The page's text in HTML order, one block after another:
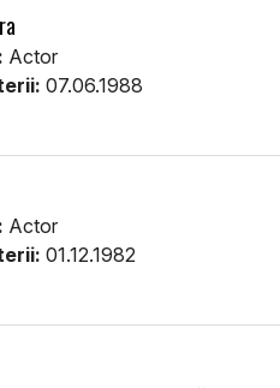
Actor
07.06.1988
Actor
01.12.1982